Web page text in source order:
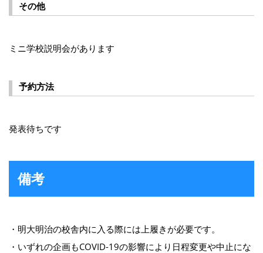
その他
ミニ学校説明会があります
予約方法
発表待ちです
備考
・明大明治の校舎内に入る際には上履きが必要です。
・いずれの企画もCOVID-19の影響により日程変更や中止にな